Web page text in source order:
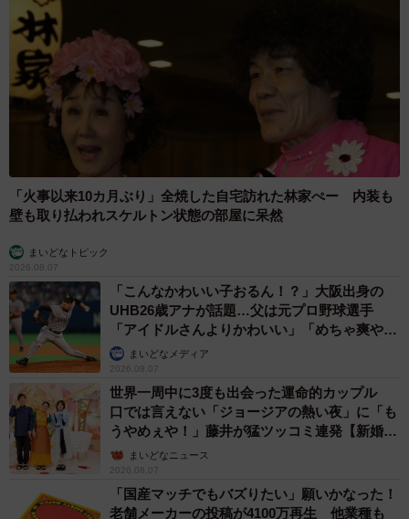
「火事以来10カ月ぶり」全焼した自宅訪れた林家ぺー 内装も
壁も取り払われスケルトン状態の部屋に呆然
まいどなトピック
2026.08.07
「こんなかわいい子おるん！？」大阪出身の
UHB26歳アナが話題…父は元プロ野球選手
「アイドルさんよりかわいい」「めちゃ爽や
か」まいどなメディア
2026.08.07
世界一周中に3度も出会った運命的カップル
口では言えない「ジョージアの熱い夜」に「も
うやめぇや！」藤井が猛ツッコミ連発【新婚さ
ん】まいどなニュース
2026.08.07
「国産マッチでもバズりたい」願いかなった！
老舗メーカーの投稿が4100万再生 他業種も